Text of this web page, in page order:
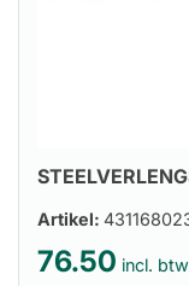
Artikel:
76.50 incl. btw